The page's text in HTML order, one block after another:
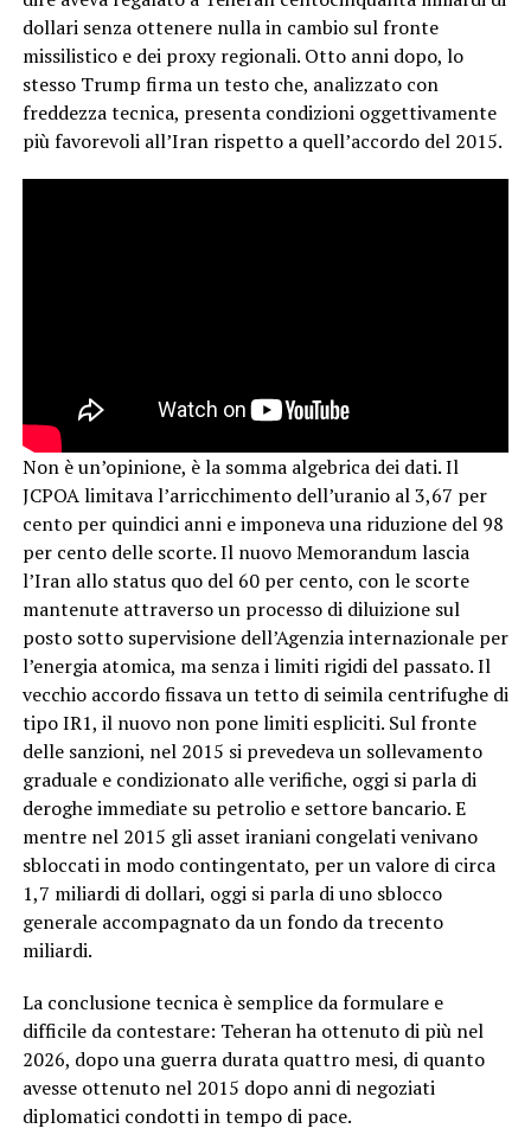
dollari senza ottenere nulla in cambio sul fronte
missilistico e dei proxy regionali. Otto anni dopo, lo
stesso Trump firma un testo che, analizzato con
freddezza tecnica, presenta condizioni oggettivamente
più favorevoli all’Iran rispetto a quell’accordo del 2015.
Non è un’opinione, è la somma algebrica dei dati. Il
JCPOA limitava l’arricchimento dell’uranio al 3,67 per
cento per quindici anni e imponeva una riduzione del 98
per cento delle scorte. Il nuovo Memorandum lascia
l’Iran allo status quo del 60 per cento, con le scorte
mantenute attraverso un processo di diluizione sul
posto sotto supervisione dell’Agenzia internazionale per
l’energia atomica, ma senza i limiti rigidi del passato. Il
vecchio accordo fissava un tetto di seimila centrifughe di
tipo IR1, il nuovo non pone limiti espliciti. Sul fronte
delle sanzioni, nel 2015 si prevedeva un sollevamento
graduale e condizionato alle verifiche, oggi si parla di
deroghe immediate su petrolio e settore bancario. E
mentre nel 2015 gli asset iraniani congelati venivano
sbloccati in modo contingentato, per un valore di circa
1,7 miliardi di dollari, oggi si parla di uno sblocco
generale accompagnato da un fondo da trecento
miliardi.
La conclusione tecnica è semplice da formulare e
difficile da contestare: Teheran ha ottenuto di più nel
2026, dopo una guerra durata quattro mesi, di quanto
avesse ottenuto nel 2015 dopo anni di negoziati
diplomatici condotti in tempo di pace.